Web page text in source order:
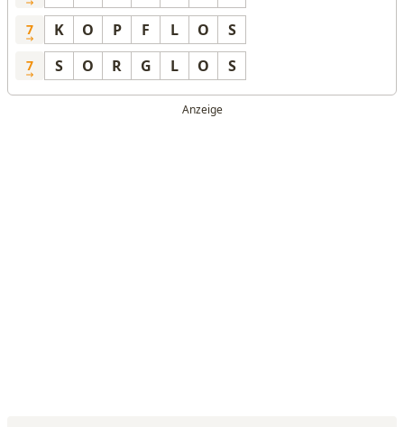
7 K O P F L O S
7 S O R G L O S